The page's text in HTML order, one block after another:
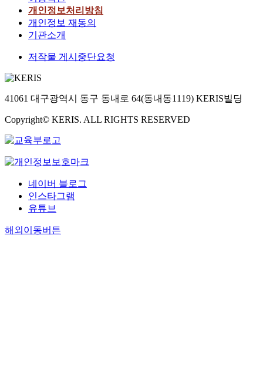
개인정보처리방침
개인정보 재동의
기관소개
저작물 게시중단요청
41061 대구광역시 동구 동내로 64(동내동1119) KERIS빌딩
Copyright© KERIS. ALL RIGHTS RESERVED
네이버 블로그
인스타그램
유튜브
해외이동버튼